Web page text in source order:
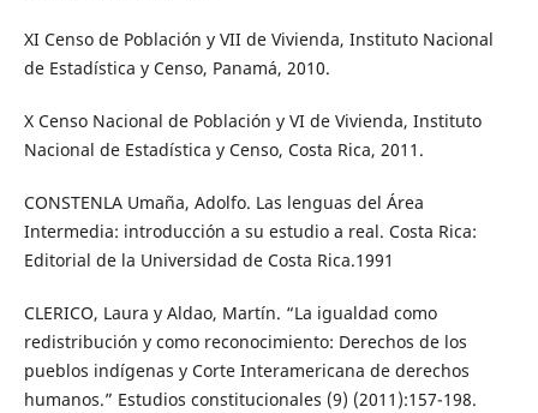
XI Censo de Población y VII de Vivienda, Instituto Nacional
de Estadística y Censo, Panamá, 2010.
X Censo Nacional de Población y VI de Vivienda, Instituto
Nacional de Estadística y Censo, Costa Rica, 2011.
CONSTENLA Umaña, Adolfo. Las lenguas del Área
Intermedia: introducción a su estudio a real. Costa Rica:
Editorial de la Universidad de Costa Rica.1991
CLERICO, Laura y Aldao, Martín. “La igualdad como
redistribución y como reconocimiento: Derechos de los
pueblos indígenas y Corte Interamericana de derechos
humanos.” Estudios constitucionales (9) (2011):157-198.